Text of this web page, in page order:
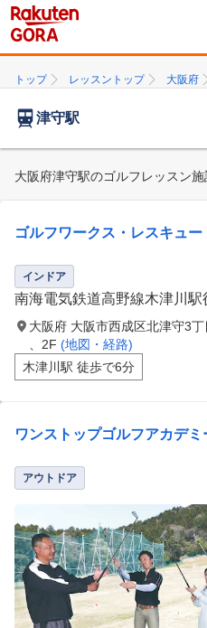
トップ レッスントップ 大阪府
津守駅
大阪府津守駅のゴルフレッスン施
ゴルフワークス・レスキュー
インドア
南海電気鉄道高野線木津川駅
大阪府 大阪市西成区北津守3
、2F (地図・経路)
木津川駅 徒歩で6分
ワンストップゴルフアカデミ
アウトドア